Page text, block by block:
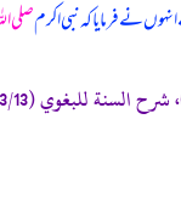
نے فرمایا کہ نبی اکرمصلی